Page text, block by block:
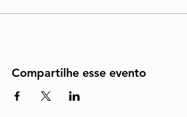
Compartilhe esse evento